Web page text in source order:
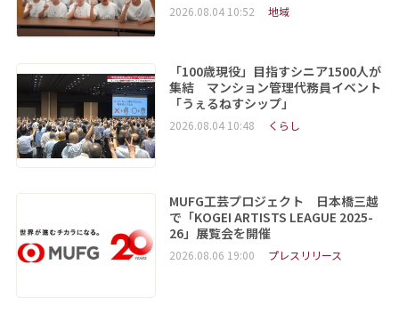
2026.08.04 10:52 地域
「100歳現役」目指すシニア1500人が
集結 マンション管理代務員イベント
「うぇるねすシップ」
2026.08.04 10:48 くらし
MUFG工芸プロジェクト 日本橋三越
で「KOGEI ARTISTS LEAGUE 2025-
26」展覧会を開催
2026.08.06 19:00 プレスリリース